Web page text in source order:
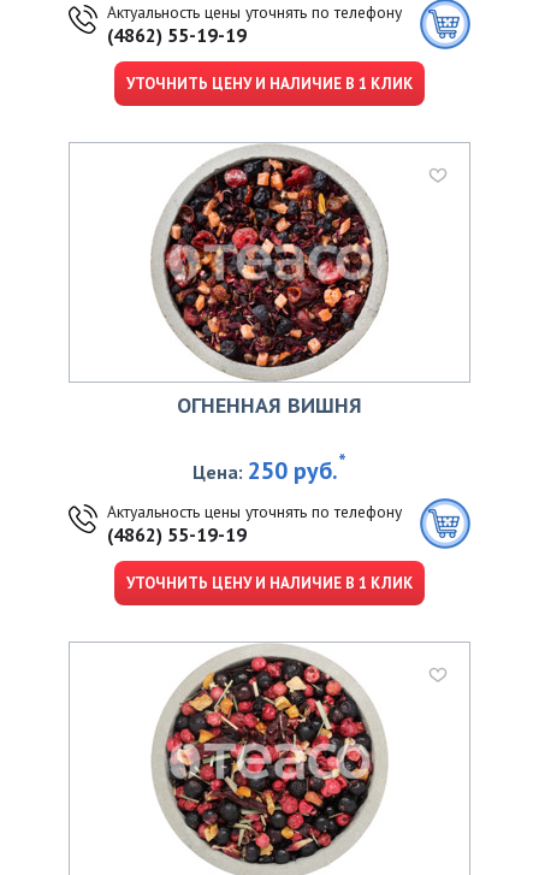
Актуальность цены уточнять по телефону
(4862) 55-19-19
УТОЧНИТЬ ЦЕНУ И НАЛИЧИЕ В 1 КЛИК
ОГНЕННАЯ ВИШНЯ
Цена: 250 руб.*
Актуальность цены уточнять по телефону
(4862) 55-19-19
УТОЧНИТЬ ЦЕНУ И НАЛИЧИЕ В 1 КЛИК